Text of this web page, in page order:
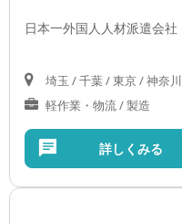
日本一外国人人材派遣会社
埼玉 / 千葉 / 東京 / 神奈川
軽作業・物流 / 製造
詳しくみる